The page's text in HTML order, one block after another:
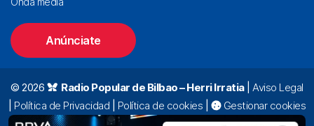
Anúnciate
© 2026 Radio Popular de Bilbao – Herri Irratia|Aviso Legal
Política de Privacidad Política de cookies
Gestionar cookies